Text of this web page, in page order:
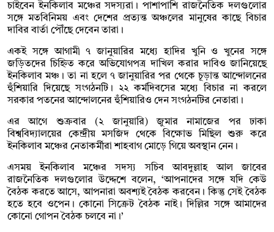
চাইবেন ইনকিলাব মঞ্চের সদস্যরা। পাশাপাশি রাজনৈতিক দলগুলোর
সঙ্গে মতবিনিময় এবং দেশের প্রত্যন্ত অঞ্চলের মানুষের কাছে বিচার
দাবির বার্তা পৌঁছে দেবেন তারা।
একই সঙ্গে আগামী ৭ জানুয়ারির মধ্যে হাদির খুনি ও খুনের সঙ্গে
জড়িতদের চিহ্নিত করে অভিযোগপত্র দাখিল করার দাবিও জানিয়েছে
ইনকিলাব মঞ্চ। তা না হলে ৭ জানুয়ারির পর থেকে চূড়ান্ত আন্দোলনের
হুঁশিয়ারি দিয়েছে সংগঠনটি। ২২ কর্মদিবসের মধ্যে বিচার না করলে
সরকার পতনের আন্দোলনের হুঁশিয়ারিও দেন সংগঠনটির নেতারা।
এর আগে শুক্রবার (২ জানুয়ারি) জুমার নামাজের পর ঢাকা
বিশ্ববিদ্যালয়ের কেন্দ্রীয় মসজিদ থেকে বিক্ষোভ মিছিল শুরু করে
ইনকিলাব মঞ্চের নেতাকর্মীরা শাহবাগ মোড়ে গিয়ে অবস্থান নেন।
এসময় ইনকিলাব মঞ্চের সদস্য সচিব আবদুল্লাহ আল জাবের
রাজনৈতিক দলগুলোর উদ্দেশে বলেন, ‘আপনাদের সঙ্গে যদি কেউ
বৈঠক করতে আসে, আপনারা অবশ্যই বৈঠক করবেন। কিন্তু সেই বৈঠক
হতে হবে ওপেন। কোনো সিক্রেট বৈঠক নাই। দিল্লির সঙ্গে আমাদের
কোনো গোপন বৈঠক চলবে না।’